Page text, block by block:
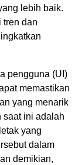
lebih baik.
tren dan
pengguna (UI)
memastikan
yang menarik
saat ini adalah
yang
dalam
demikian,